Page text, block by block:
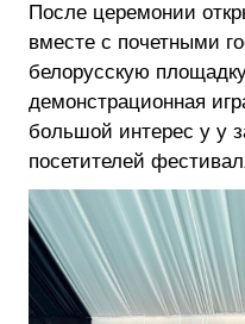
После церемонии
вместе с почетными
белорусскую
демонстрационная
большой интерес у у
посетителей